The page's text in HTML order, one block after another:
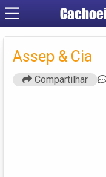
Assep & Cia
Compartilhar